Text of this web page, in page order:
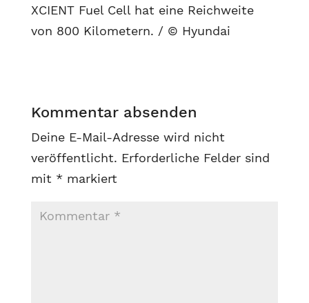
XCIENT Fuel Cell hat eine Reichweite
von 800 Kilometern. / © Hyundai
Kommentar absenden
Deine E-Mail-Adresse wird nicht
veröffentlicht. Erforderliche Felder sind
mit * markiert